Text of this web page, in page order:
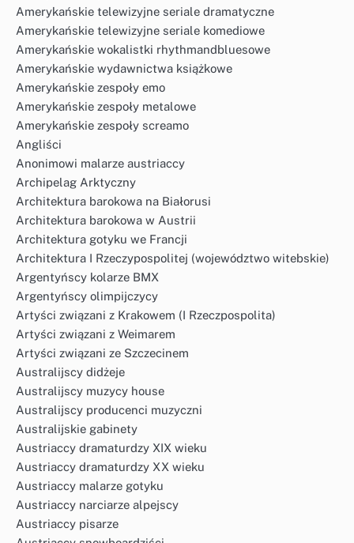
Amerykańskie telewizyjne seriale dramatyczne
Amerykańskie telewizyjne seriale komediowe
Amerykańskie wokalistki rhythmandbluesowe
Amerykańskie wydawnictwa książkowe
Amerykańskie zespoły emo
Amerykańskie zespoły metalowe
Amerykańskie zespoły screamo
Angliści
Anonimowi malarze austriaccy
Archipelag Arktyczny
Architektura barokowa na Białorusi
Architektura barokowa w Austrii
Architektura gotyku we Francji
Architektura I Rzeczypospolitej (województwo witebskie)
Argentyńscy kolarze BMX
Argentyńscy olimpijczycy
Artyści związani z Krakowem (I Rzeczpospolita)
Artyści związani z Weimarem
Artyści związani ze Szczecinem
Australijscy didżeje
Australijscy muzycy house
Australijscy producenci muzyczni
Australijskie gabinety
Austriaccy dramaturdzy XIX wieku
Austriaccy dramaturdzy XX wieku
Austriaccy malarze gotyku
Austriaccy narciarze alpejscy
Austriaccy pisarze